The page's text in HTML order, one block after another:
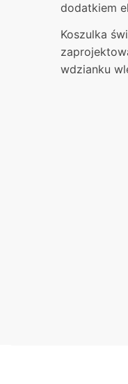
dodatkiem
Koszulka
wdzianku